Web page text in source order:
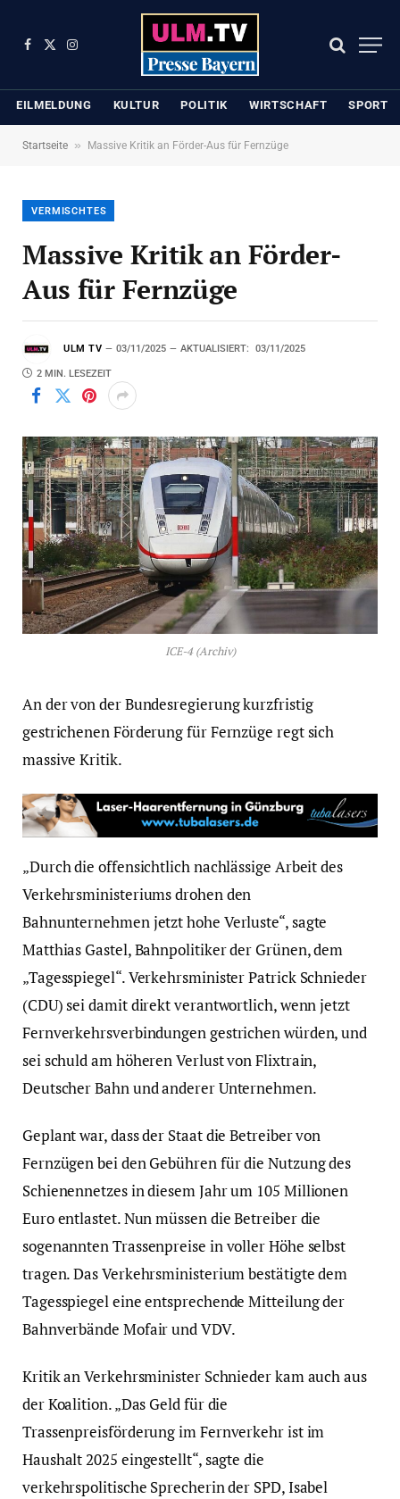
Facebook
X
Instagram
EILMELDUNG KULTUR POLITIK WIRTSCHAFT SPORT
Startseite » Massive Kritik an Förder-Aus für Fernzüge
VERMISCHTES
Massive Kritik an Förder-
Aus für Fernzüge
ULM TV 03/11/2025 AKTUALISIERT: 03/11/2025
2 MIN. LESEZEIT
ICE-4 (Archiv)
An der von der Bundesregierung kurzfristig
gestrichenen Förderung für Fernzüge regt sich
massive Kritik.
„Durch die offensichtlich nachlässige Arbeit des
Verkehrsministeriums drohen den
Bahnunternehmen jetzt hohe Verluste“, sagte
Matthias Gastel, Bahnpolitiker der Grünen, dem
„Tagesspiegel“. Verkehrsminister Patrick Schnieder
(CDU) sei damit direkt verantwortlich, wenn jetzt
Fernverkehrsverbindungen gestrichen würden, und
sei schuld am höheren Verlust von Flixtrain,
Deutscher Bahn und anderer Unternehmen.
Geplant war, dass der Staat die Betreiber von
Fernzügen bei den Gebühren für die Nutzung des
Schienennetzes in diesem Jahr um 105 Millionen
Euro entlastet. Nun müssen die Betreiber die
sogenannten Trassenpreise in voller Höhe selbst
tragen. Das Verkehrsministerium bestätigte dem
Tagesspiegel eine entsprechende Mitteilung der
Bahnverbände Mofair und VDV.
Kritik an Verkehrsminister Schnieder kam auch aus
der Koalition. „Das Geld für die
Trassenpreisförderung im Fernverkehr ist im
Haushalt 2025 eingestellt“, sagte die
verkehrspolitische Sprecherin der SPD, Isabel